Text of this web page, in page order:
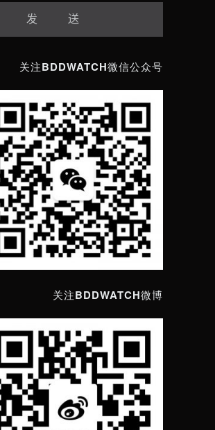
关注BDDWATCH微信公众号
关注BDDWATCH微博